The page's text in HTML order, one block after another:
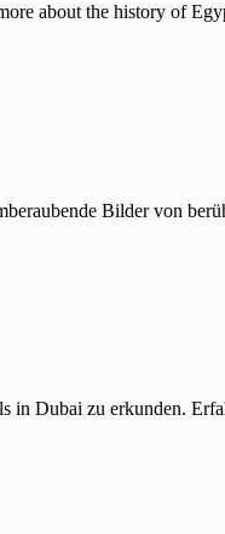
about the history of
Bilder von
in Dubai zu erkunden.